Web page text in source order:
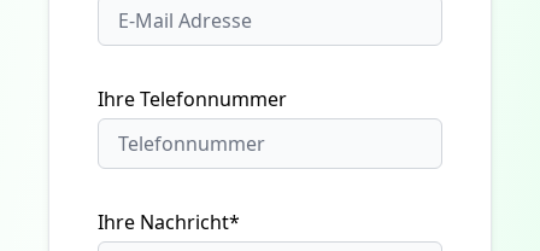
Ihre Telefonnummer
Ihre Nachricht*